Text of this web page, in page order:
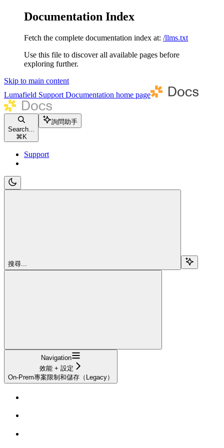
Documentation Index
Fetch the complete documentation index at: /llms.txt
Use this file to discover all available pages before
exploring further.
Skip to main content
Lumafield Support Documentation home page
Search...
⌘ K
詢問助手
Support
搜尋...
Navigation
效能 + 設定
On-Prem專案限制和儲存（Legacy）